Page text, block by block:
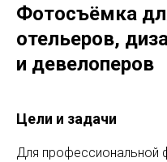
Фотосъёмка
отельеров,
и девелоперов
Цели и задачи
Для профессиональной